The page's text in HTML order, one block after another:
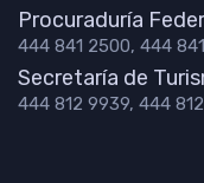
Procuraduría
444 841 2500, 444
Secretaría de
444 812 9939, 444